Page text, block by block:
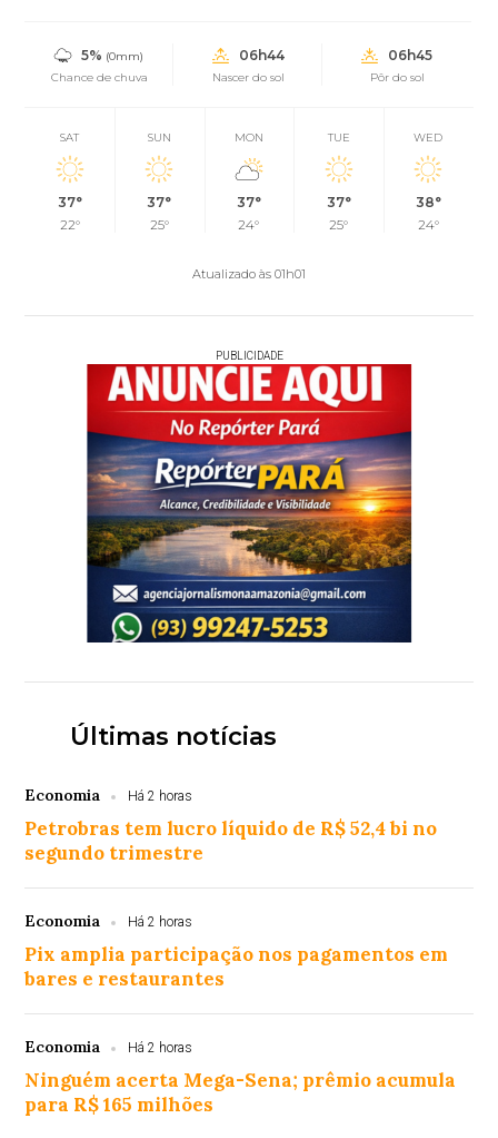
5% (0mm)
Chance de chuva
06h44
Nascer do sol
06h45
Pôr do sol
SAT
37°
22°
SUN
37°
25°
MON
37°
24°
TUE
37°
25°
WED
38°
24°
Atualizado às 01h01
PUBLICIDADE
Últimas notícias
Economia Há 2 horas
Petrobras tem lucro líquido de R$ 52,4 bi no
segundo trimestre
Economia Há 2 horas
Pix amplia participação nos pagamentos em
bares e restaurantes
Economia Há 2 horas
Ninguém acerta Mega-Sena; prêmio acumula
para R$ 165 milhões